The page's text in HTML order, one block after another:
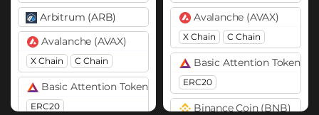
Arbitrum (ARB)
Avalanche (AVAX)
X Chain C Chain
Basic Attention Token (BAT)
ERC20
Avalanche (AVAX)
X Chain C Chain
Basic Attention Token
ERC20
Binance Coin (BNB)